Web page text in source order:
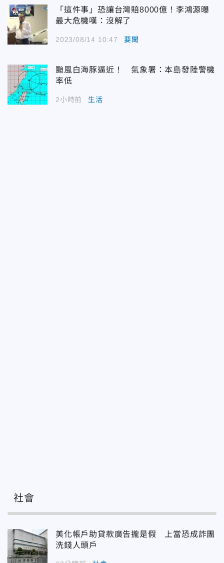
「這件事」恐讓台灣賠8000億！李鴻源曝
最大危機嘆：沒解了
2023/08/14 10:47 要聞
颱風白海豚逼近！ 氣象署：本島發陸警機
率低
2小時前 生活
社會
美化帳戶助貸款廣告攏是假 上當恐成詐團
洗錢人頭戶